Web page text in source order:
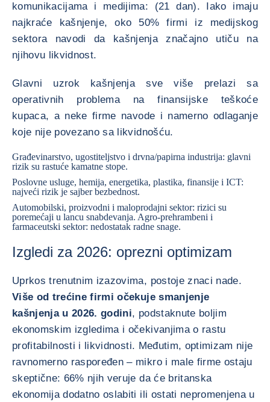
komunikacijama i medijima: (21 dan). Iako imaju
najkraće kašnjenje, oko 50% firmi iz medijskog
sektora navodi da kašnjenja značajno utiču na
njihovu likvidnost.
Glavni uzrok kašnjenja sve više prelazi sa
operativnih problema na finansijske teškoće
kupaca, a neke firme navode i namerno odlaganje
koje nije povezano sa likvidnošću.
Građevinarstvo, ugostiteljstvo i drvna/papirna industrija: glavni
rizik su rastuće kamatne stope.
Poslovne usluge, hemija, energetika, plastika, finansije i ICT:
najveći rizik je sajber bezbednost.
Automobilski, proizvodni i maloprodajni sektor: rizici su
poremećaji u lancu snabdevanja. Agro-prehrambeni i
farmaceutski sektor: nedostatak radne snage.
Izgledi za 2026: oprezni optimizam
Uprkos trenutnim izazovima, postoje znaci nade.
Više od trećine firmi očekuje smanjenje
kašnjenja u 2026. godini, podstaknute boljim
ekonomskim izgledima i očekivanjima o rastu
profitabilnosti i likvidnosti. Međutim, optimizam nije
ravnomerno raspoređen – mikro i male firme ostaju
skeptične: 66% njih veruje da će britanska
ekonomija dodatno oslabiti ili ostati nepromenjena u